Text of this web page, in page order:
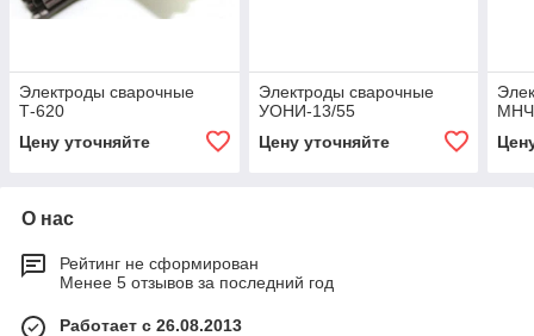
Электроды сварочные
Т-620
Цену уточняйте
Электроды сварочные
УОНИ-13/55
Цену уточняйте
МНЧ
О нас
Рейтинг не сформирован
Менее 5 отзывов за последний год
Работает с 26.08.2013